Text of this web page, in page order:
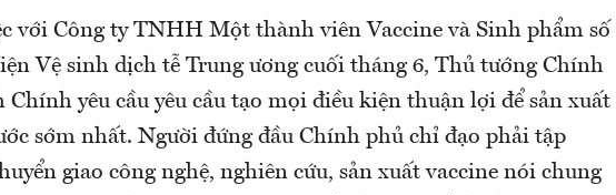
với Công ty TNHH Một thành viên Vaccine và Sinh phẩm số
Vệ sinh dịch tễ Trung ương cuối tháng 6, Thủ tướng Chính
yêu cầu yêu cầu tạo mọi điều kiện thuận lợi để sản xuất
sớm nhất. Người đứng đầu Chính phủ chỉ đạo phải tập
giao công nghệ, nghiên cứu, sản xuất vaccine nói chung